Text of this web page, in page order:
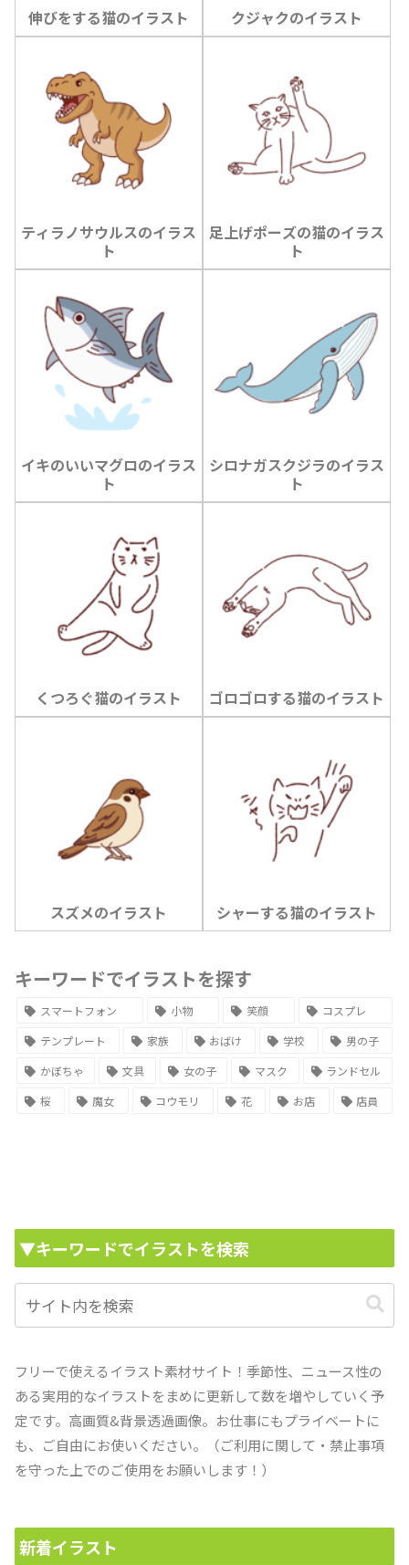
伸びをする猫のイラスト クジャクのイラスト
ティラノサウルスのイラス
ト
足上げポーズの猫のイラス
ト
イキのいいマグロのイラス
ト
シロナガスクジラのイラス
ト
くつろぐ猫のイラスト ゴロゴロする猫のイラスト
スズメのイラスト シャーする猫のイラスト
キーワードでイラストを探す
スマートフォン 小物 笑顔
コスプレ
テンプレート
家族 おばけ 学校
男の子
かぼちゃ
文具 女の子 マスク
ランドセル
桜
魔女 コウモリ 花 お店 店員
▼キーワードでイラストを検索
フリーで使えるイラスト素材サイト！季節性、ニュース性の
ある実用的なイラストをまめに更新して数を増やしていく予
定です。高画質&背景透過画像。お仕事にもプライベートに
も、ご自由にお使いください。（ご利用に関して・禁止事項
を守った上でのご使用をお願いします！）
新着イラスト